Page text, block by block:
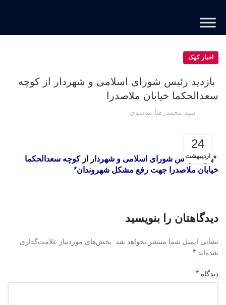
اخبار کهک
بازدید رئیس شورای اسلامی و شهردار از کوچه
سعدالحکما خیابان ملاصدرا
سید محمدرضا موسوی
24
اردیبهشت
*بازدید رئیس شورای اسلامی و شهردار از کوچه سعدالحکما
خیابان ملاصدرا جهت رفع مشکل شهروندان*
دیدگاهتان را بنویسید
نشانی ایمیل شما منتشر نخواهد شد.
بخش‌های موردنیاز علامت‌گذاری
شده‌اند *
دیدگاه *